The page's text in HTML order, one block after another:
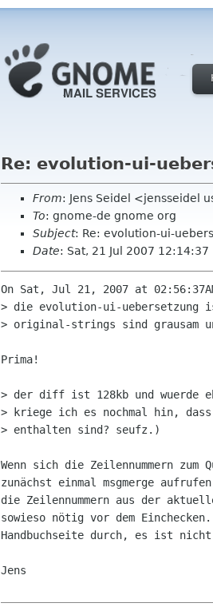
Re: evolution-ui-
From: Jens Seidel <jensseidel
To: gnome-de gnome org
Subject: Re: evolution-ui-
Date: Sat, 21 Jul 2007
On Sat, Jul 21, 2007 at
> die evolution-ui-
> original-strings sind grausam
Prima!
> der diff ist 128kb und wuerde
> kriege ich es nochmal hin,
> enthalten sind? seufz.)
Wenn sich die Zeilennummern
zunächst einmal msgmerge
die Zeilennummern aus der
sowieso nötig vor dem
Handbuchseite durch, es ist
Jens